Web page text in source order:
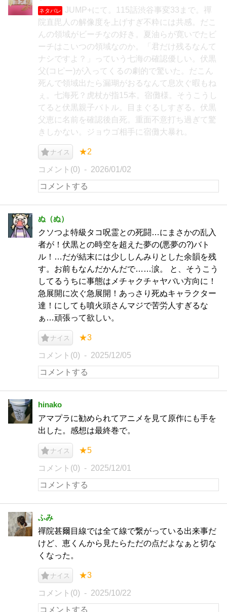
ネタバレ
JUMP+にて。115話渋谷事変33まで。禪
院直毘人の解像度を上げすぎ不粋には共感。だこ
んの領域がビーチなの好き。夏油らが寛いでたビ
ーチはこいつの領域なのか。「君だけ残るなんて
ナシですよ？」っていう七海の確認優しい。伏黒
父(コピー)が入ってくるの劇的で驚いた。だこん
死んで領域出たら漏瑚がおるなんて息次ぐ暇もね
ぇ。七海死？虎杖が指15本。宿儺様。そうこうし
てると伏黒親子バトル。目まぐるしすぎる。伏黒
父恵に名前を確認後自死。重面不意打ち過ぎて驚
きしかない。ジョウゴ相手に宿儺大暴れ。
ナイス ★2
コメント(0) 2026/01/02
ぬ（ぬ）
クソつよ特級タコ呪霊との死闘…にまさかの乱入
者が！伏黒との時空を超えた夢の(悪夢の?)バト
ル！…だが結末には少ししんみりとした余韻を残
す。お前もなんだかんだで……涙。 と、そうこう
してるうちに事態はメチャクチャヤバい方向に！
急展開に次ぐ急展開！あっさり死ぬキャラクター
達！にしても噴火頭さんマジで苦労人すぎるな
ぁ…頑張って欲しい。
ナイス ★3
コメント(0) 2025/12/05
hinako
アマプラに勧められてアニメを見て原作にも手を
出した。感想は最終巻で。
ナイス ★5
コメント(0) 2025/12/01
ふみ
禪院甚爾目線では全て線で繋がっている出来事だ
けど、恵くんから見たらただの点だよなぁと切な
くなった。
ナイス ★3
コメント(0) 2025/10/22